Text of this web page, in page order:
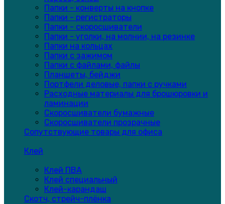
Папки - конверты на кнопке
Папки - регистраторы
Папки - скоросшиватели
Папки - уголки, на молнии, на резинке
Папки на кольцах
Папки с зажимом
Папки с файлами, файлы
Планшеты, бейджи
Портфели деловые, папки с ручками
Расходные материалы для брошюровки и
ламинации
Скоросшиватели бумажные
Скоросшиватели прозрачные
Сопутствующие товары для офиса
Клей
Клей ПВА
Клей специальный
Клей-карандаш
Скотч, стрейч-плёнка